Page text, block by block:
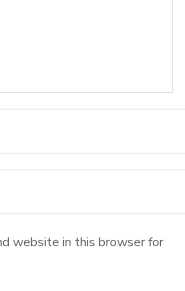
website in this browser for